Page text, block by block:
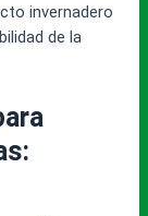
invernadero
de la